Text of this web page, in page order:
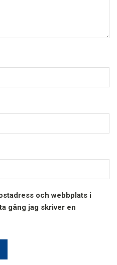
och webbplats i
gång jag skriver en